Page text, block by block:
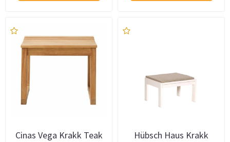
Cinas Vega Krakk Teak
Hübsch Haus Krakk